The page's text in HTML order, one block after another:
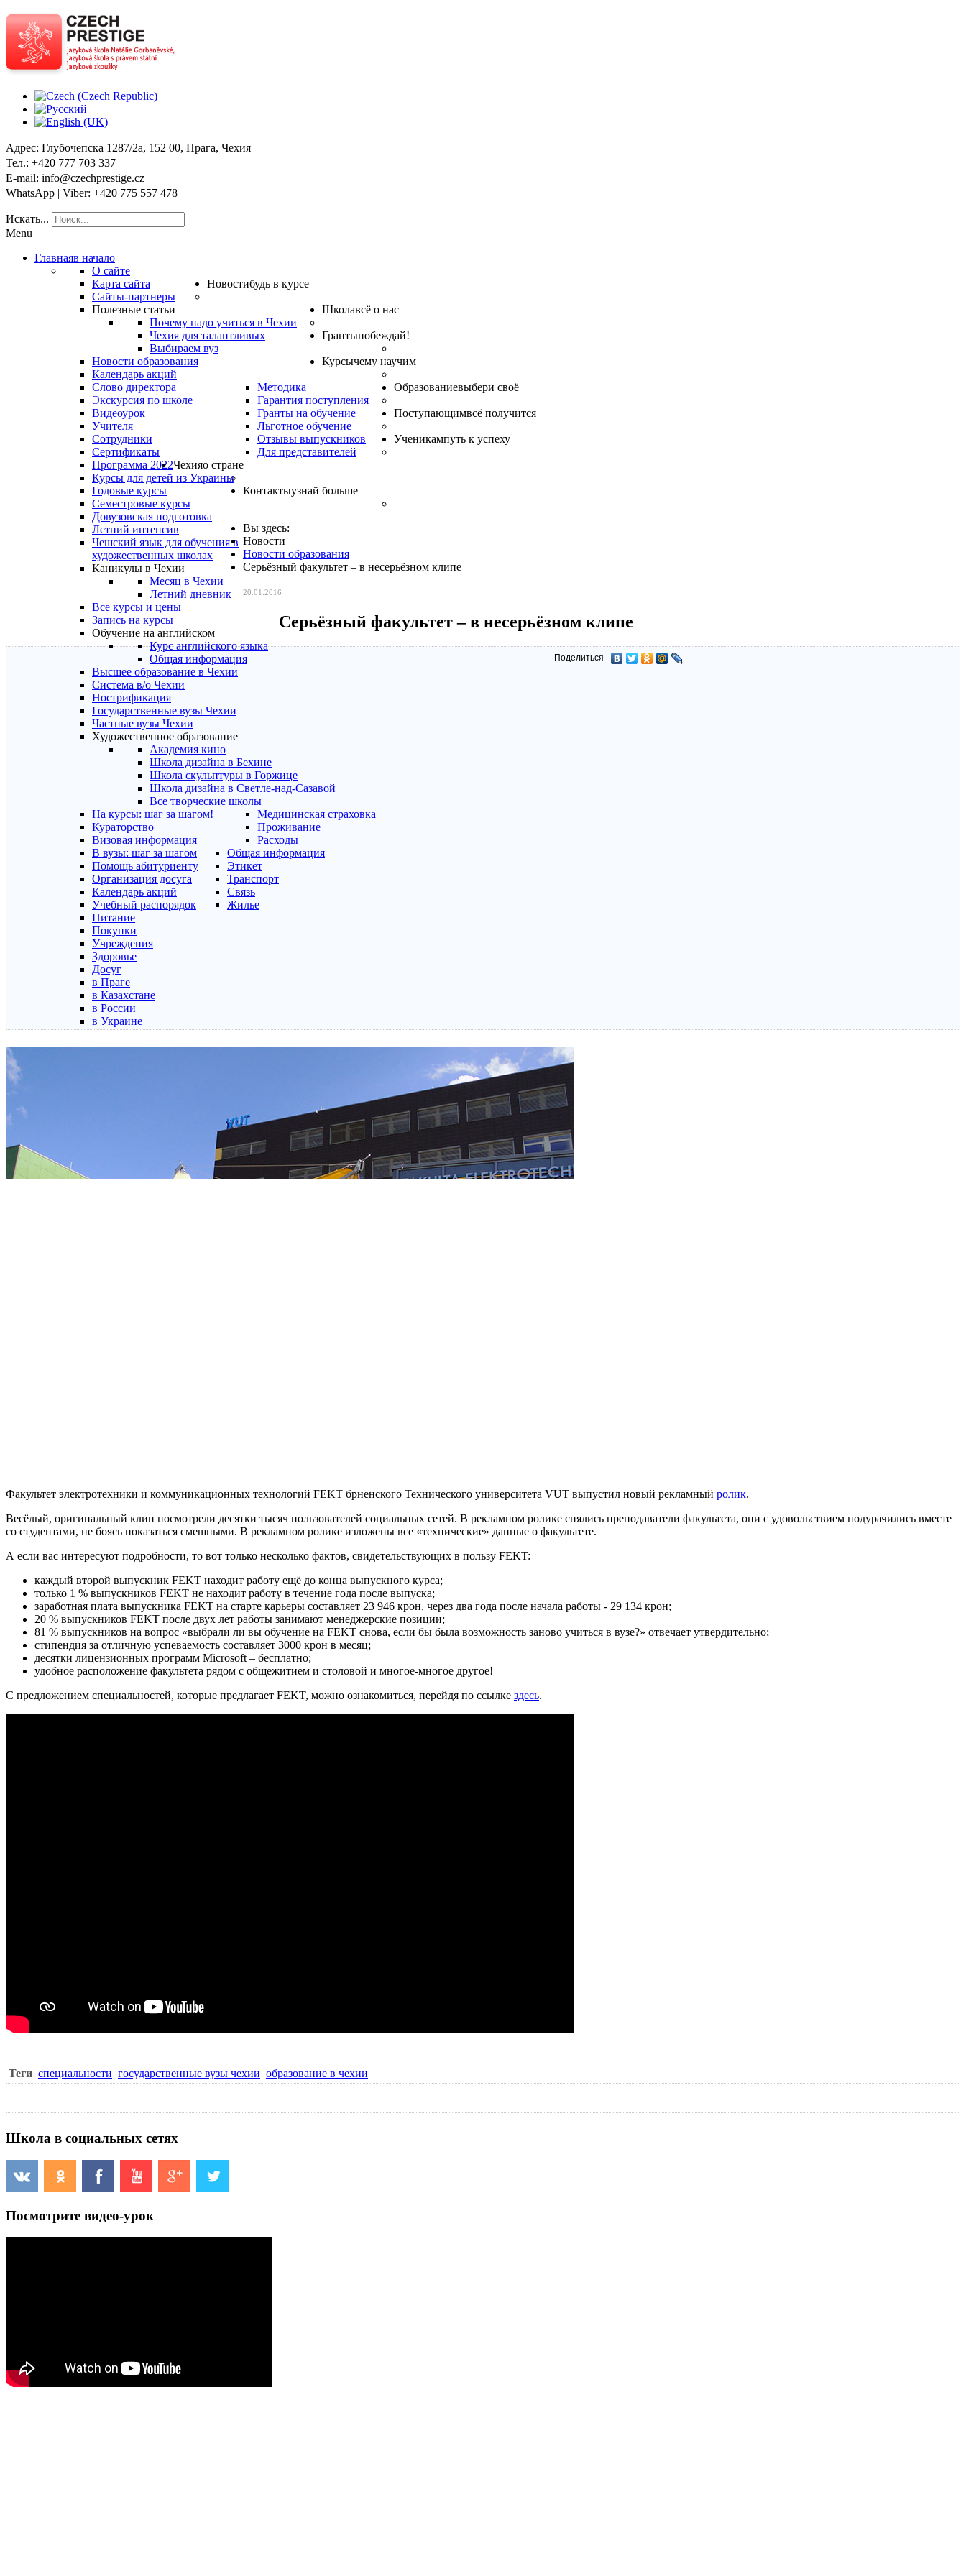
Адрес: Глубочепска 1287/2a, 152 00, Прага, Чехия
Тел.: +420 777 703 337
E-mail: info@czechprestige.cz
WhatsApp | Viber: +420 775 557 478
Искать...
Menu
Главнаяв начало
О сайте
Карта сайта
Сайты-партнеры
Новостибудь в курсе
Полезные статьи
Почему надо учиться в Чехии
Чехия для талантливых
Выбираем вуз
Новости образования
Календарь акций
Школавсё о нас
Слово директора
Экскурсия по школе
Видеоурок
Учителя
Сотрудники
Сертификаты
Методика
Гарантия поступления
Гранты на обучение
Льготное обучение
Отзывы выпускников
Для представителей
Грантыпобеждай!
Программа 2022
Курсычему научим
Курсы для детей из Украины
Годовые курсы
Семестровые курсы
Довузовская подготовка
Летний интенсив
Чешский язык для обучения в
художественных школах
Каникулы в Чехии
Месяц в Чехии
Летний дневник
Все курсы и цены
Запись на курсы
Образованиевыбери своё
Обучение на английском
Курс английского языка
Общая информация
Высшее образование в Чехии
Система в/о Чехии
Нострификация
Государственные вузы Чехии
Частные вузы Чехии
Художественное образование
Академия кино
Школа дизайна в Бехине
Школа скульптуры в Горжице
Школа дизайна в Светле-над-Сазавой
Все творческие школы
Поступающимвсё получится
На курсы: шаг за шагом!
Кураторство
Визовая информация
Медицинская страховка
Проживание
Расходы
Ученикампуть к успеху
В вузы: шаг за шагом
Помощь абитуриенту
Организация досуга
Календарь акций
Учебный распорядок
Чехияо стране
Общая информация
Этикет
Транспорт
Связь
Жилье
Питание
Покупки
Учреждения
Здоровье
Досуг
Контактыузнай больше
в Праге
в Казахстане
в России
в Украине
Вы здесь:
Новости
Новости образования
Серьёзный факультет – в несерьёзном клипе
20.01.2016
Серьёзный факультет – в несерьёзном клипе
Поделиться
Факультет электротехники и коммуникационных технологий FEKT брненского Технического университета VUT выпустил новый рекламный ролик.
Весёлый, оригинальный клип посмотрели десятки тысяч пользователей социальных сетей. В рекламном ролике снялись преподаватели факультета, они с удовольствием подурачились вместе
со студентами, не боясь показаться смешными. В рекламном ролике изложены все «технические» данные о факультете.
А если вас интересуют подробности, то вот только несколько фактов, свидетельствующих в пользу FEKT:
каждый второй выпускник FEKT находит работу ещё до конца выпускного курса;
только 1 % выпускников FEKT не находит работу в течение года после выпуска;
заработная плата выпускника FEKT на старте карьеры составляет 23 946 крон, через два года после начала работы - 29 134 крон;
20 % выпускников FEKT после двух лет работы занимают менеджерские позиции;
81 % выпускников на вопрос «выбрали ли вы обучение на FEKT снова, если бы была возможность заново учиться в вузе?» отвечает утвердительно;
стипендия за отличную успеваемость составляет 3000 крон в месяц;
десятки лицензионных программ Microsoft – бесплатно;
удобное расположение факультета рядом с общежитием и столовой и многое-многое другое!
С предложением специальностей, которые предлагает FEKT, можно ознакомиться, перейдя по ссылке здесь.
Теги специальности государственные вузы чехии образование в чехии
Школа в социальных сетях
Посмотрите видео-урок